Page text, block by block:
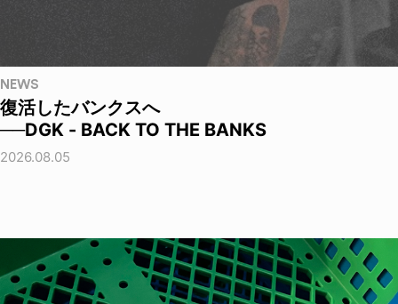
NEWS
復活したバンクスへ
──DGK - BACK TO THE BANKS
2026.08.05